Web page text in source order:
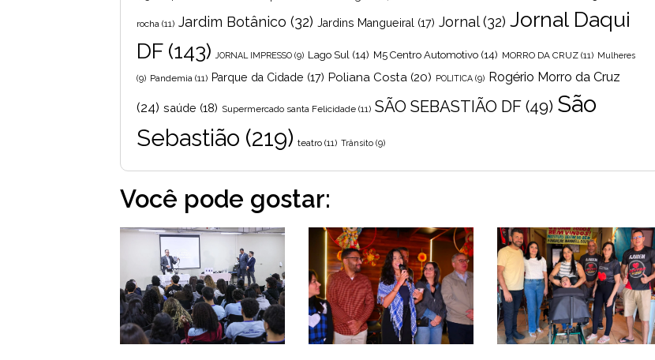
rocha (11) Jardim Botânico (32) Jardins Mangueiral (17) Jornal(32) Jornal Daqui
DF(143) JORNAL IMPRESSO (9) Lago Sul (14) M5 Centro Automotivo (14) MORRO DA CRUZ (11) Mulheres
(9) Pandemia (11) Parque da Cidade (17) Poliana Costa (20) POLITICA (9) Rogério Morro da Cruz
(24) saúde (18) Supermercado santa Felicidade (11) SÃO SEBASTIÃO DF (49) São
Sebastião (219) teatro (11) Trânsito (9)
Você pode gostar: